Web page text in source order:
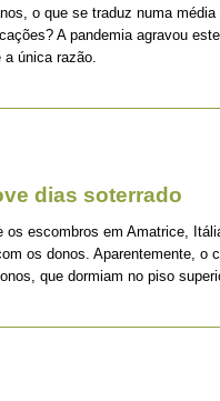
o que se traduz numa média
A pandemia agravou este
a única razão.
dias soterrado
os escombros em Amatrice,
os donos. Aparentemente, o
que dormiam no piso